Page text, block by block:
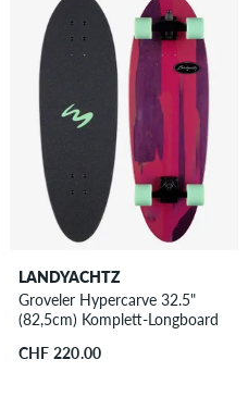
LANDYACHTZ
Groveler Hypercarve 32.5"
(82,5cm) Komplett-Longboard
CHF 220.00